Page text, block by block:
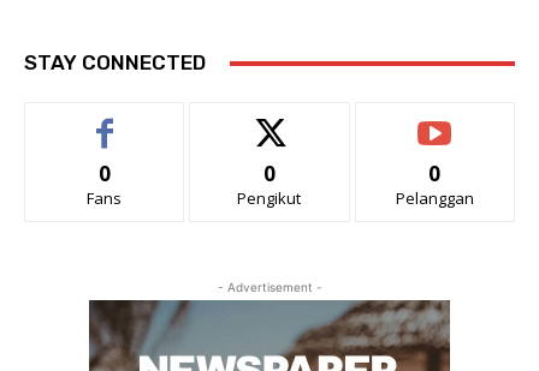
STAY CONNECTED
0
Fans
0
Pengikut
0
Pelanggan
- Advertisement -